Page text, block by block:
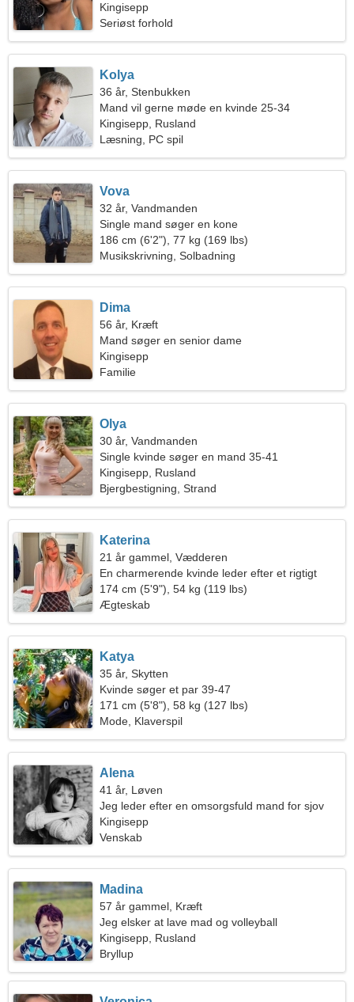
Kingisepp
Seriøst forhold
Kolya
36 år, Stenbukken
Mand vil gerne møde en kvinde 25-34
Kingisepp, Rusland
Læsning, PC spil
Vova
32 år, Vandmanden
Single mand søger en kone
186 cm (6'2"), 77 kg (169 lbs)
Musikskrivning, Solbadning
Dima
56 år, Kræft
Mand søger en senior dame
Kingisepp
Familie
Olya
30 år, Vandmanden
Single kvinde søger en mand 35-41
Kingisepp, Rusland
Bjergbestigning, Strand
Katerina
21 år gammel, Vædderen
En charmerende kvinde leder efter et rigtigt
forhold
174 cm (5'9"), 54 kg (119 lbs)
Ægteskab
Katya
35 år, Skytten
Kvinde søger et par 39-47
171 cm (5'8"), 58 kg (127 lbs)
Mode, Klaverspil
Alena
41 år, Løven
Jeg leder efter en omsorgsfuld mand for sjov
Kingisepp
Venskab
Madina
57 år gammel, Kræft
Jeg elsker at lave mad og volleyball
Kingisepp, Rusland
Bryllup